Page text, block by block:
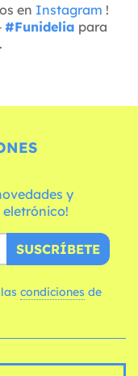
en Instagram !
#Funidelia para
y
SUSCRÍBETE
condiciones